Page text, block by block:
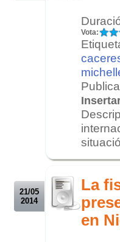
Vota:
21/05
2014
La
en